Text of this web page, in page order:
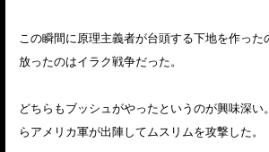
この瞬間に原理主義者が台頭する下地を作った
放ったのはイラク戦争だった。
どちらもブッシュがやったというのが興味深
らアメリカ軍が出陣してムスリムを攻撃した。